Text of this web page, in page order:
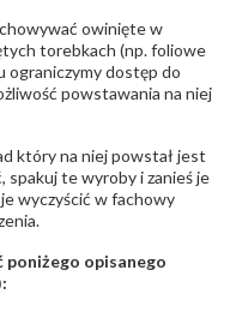
owinięte w
torebkach (np. foliowe
ograniczymy dostęp do
powstawania na niej
który na niej powstał jest
spakuj te wyroby i zanieś je
wyczyścić w fachowy
poniżego opisanego